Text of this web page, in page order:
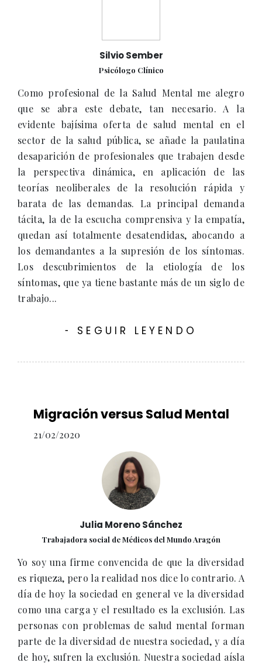
Silvio Sember
Psicólogo Clínico
Como profesional de la Salud Mental me alegro
que se abra este debate, tan necesario. A la
evidente bajísima oferta de salud mental en el
sector de la salud pública, se añade la paulatina
desaparición de profesionales que trabajen desde
la perspectiva dinámica, en aplicación de las
teorías neoliberales de la resolución rápida y
barata de las demandas. La principal demanda
tácita, la de la escucha comprensiva y la empatía,
quedan así totalmente desatendidas, abocando a
los demandantes a la supresión de los síntomas.
Los descubrimientos de la etiología de los
síntomas, que ya tiene bastante más de un siglo de
trabajo...
- SEGUIR LEYENDO
Migración versus Salud Mental
21/02/2020
Julia Moreno Sánchez
Trabajadora social de Médicos del Mundo Aragón
Yo soy una firme convencida de que la diversidad
es riqueza, pero la realidad nos dice lo contrario. A
día de hoy la sociedad en general ve la diversidad
como una carga y el resultado es la exclusión. Las
personas con problemas de salud mental forman
parte de la diversidad de nuestra sociedad, y a día
de hoy, sufren la exclusión. Nuestra sociedad aísla